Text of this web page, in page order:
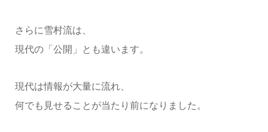
さらに雪村流は、
現代の「公開」とも違います。
現代は情報が大量に流れ、
何でも見せることが当たり前になりました。